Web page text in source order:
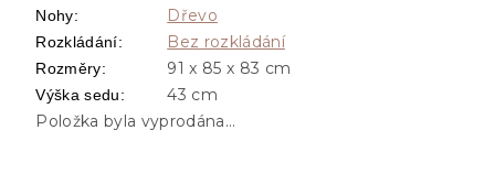
Nohy: Dřevo
Rozkládání: Bez rozkládání
Rozměry: 91 x 85 x 83 cm
Výška sedu:
43 cm
Položka byla vyprodána…